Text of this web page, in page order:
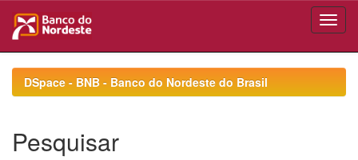
navigationDSpace - BNB - Banco do Nordeste do Brasil
Pesquisar